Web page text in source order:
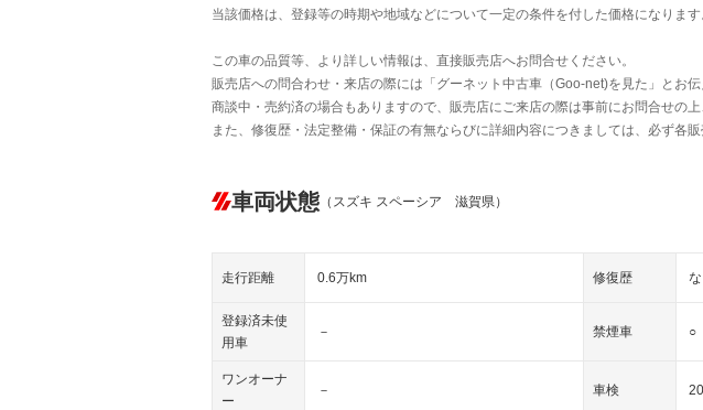
当該価格は、登録等の時期や地域などについて一定の条件を付した価格になります
この車の品質等、より詳しい情報は、直接販売店へお問合せください。
販売店への問合わせ・来店の際には「グーネット中古車（Goo-net)を見た」とお伝
商談中・売約済の場合もありますので、販売店にご来店の際は事前にお問合せの
また、修復歴・法定整備・保証の有無ならびに詳細内容につきましては、必ず各
車両状態 （スズキ スペーシア 滋賀県）
走行距離 0.6万km 修復歴
登録済未使
用車
－ 禁煙車 ○
ワンオーナ
ー
－ 車検